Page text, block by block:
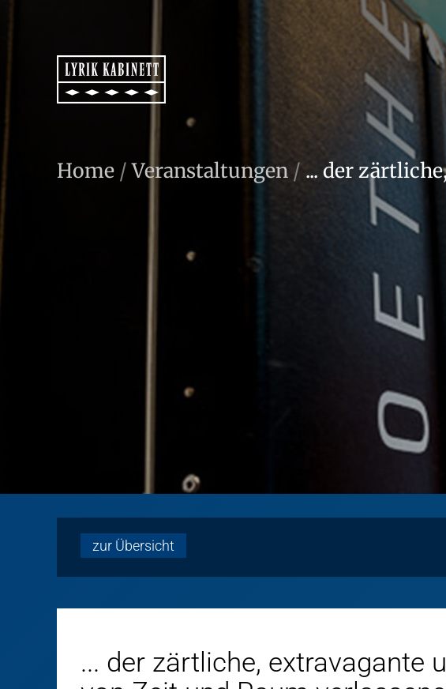
Home / Veranstaltungen / ... der
zur Übersicht
... der zärtliche, extravagante